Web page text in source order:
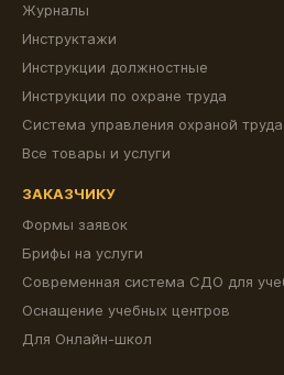
Журналы
Инструктажи
Инструкции должностные
Инструкции по охране труда
Система управления охраной
Все товары и услуги
ЗАКАЗЧИКУ
Формы заявок
Брифы на услуги
Современная система СДО для
Оснащение учебных центров
Для Онлайн-школ